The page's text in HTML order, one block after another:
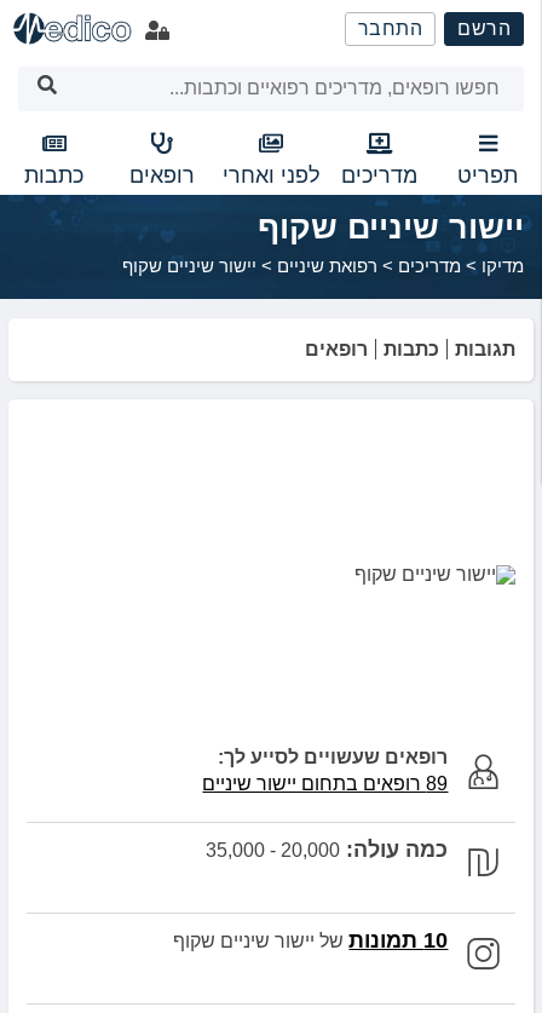
שִׂים
לֵב:
מַעֲרֶכֶת
נָגִישׁ
בִּקְלִיק
הַמְּסַיַּעַת
לִנְגִישׁוּת
הָאֲתָר.
הרשם התחבר
תפריט מדריכים לפני ואחרי רופאים כתבות
יישור שיניים שקוף
מדיקו > מדריכים > רפואת שיניים > יישור שיניים שקוף
תגובות כתבות רופאים
רופאים שעשויים לסייע לך:
89 רופאים בתחום יישור שיניים
כמה עולה: 20,000 - 35,000
10 תמונות של יישור שיניים שקוף